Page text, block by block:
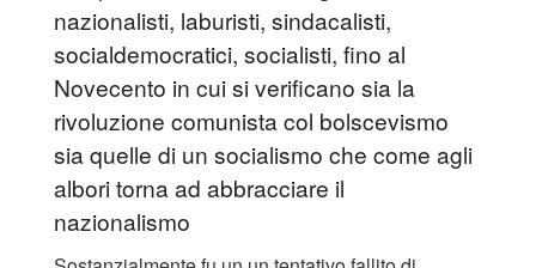
nazionalisti, laburisti, sindacalisti,
socialdemocratici, socialisti, fino al
Novecento in cui si verificano sia la
rivoluzione comunista col bolscevismo
sia quelle di un socialismo che come agli
albori torna ad abbracciare il
nazionalismo